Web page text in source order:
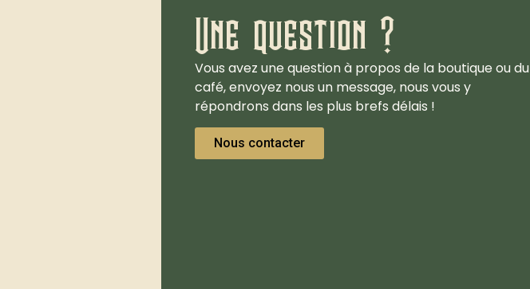
Une question ?
Vous avez une question à propos de la boutique ou du
café, envoyez nous un message, nous vous y
répondrons dans les plus brefs délais !
Nous contacter